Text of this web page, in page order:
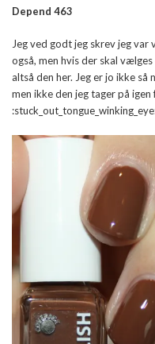
Depend 463
Jeg ved godt jeg skrev jeg
også, men hvis der skal
altså den her. Jeg er jo ikke så
men ikke den jeg tager på